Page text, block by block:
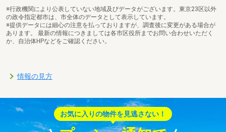
※行政機関により公表していない地域及びデータがございます。東京23区以外
の政令指定都市は、市全体のデータとして表示しています。
※提供データには細心の注意を払っておりますが、調査後に変更がある場合が
あります。 最新の情報につきましては各市区役所までお問い合わせいただく
か、自治体HPなどをご確認ください。
情報の見方
お気に入りの物件を見逃さない！